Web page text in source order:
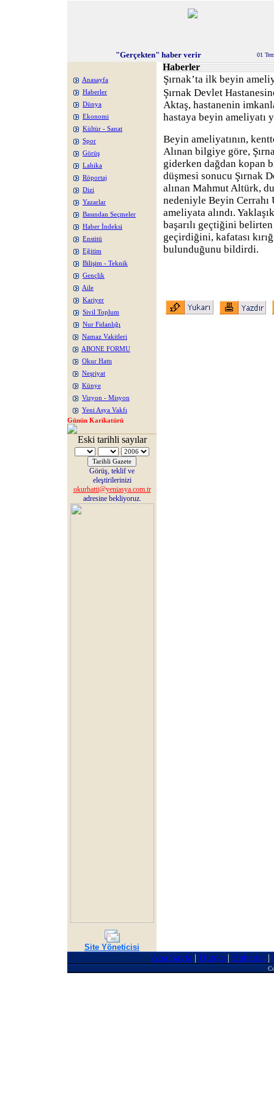
"Gerçekten" haber verir 01
Anasayfa
Haberler
Dünya
Ekonomi
Kültür - Sanat
Spor
Görüş
Lahika
Röportaj
Dizi
Yazarlar
Basından Seçmeler
Haber İndeksi
Enstitü
Eğitim
Bilişim - Teknik
Gençlik
Aile
Kariyer
Sivil Toplum
Nur Fidanlığı
Namaz Vakitleri
ABONE FORMU
Okur Hattı
Neşriyat
Künye
Vizyon - Misyon
Yeni Asya Vakfı
Günün Karikatürü
Eski tarihli sayılar
Görüş, teklif ve
eleştirilerinizi
okurhatti@yeniasya.com.tr
adresine bekliyoruz.
Site Yöneticisi
Haberler
Şırnak’ta ilk beyin
Şırnak Devlet
Aktaş, hastanenin
hastaya beyin ameliyatı
Beyin ameliyatının,
Alınan bilgiye göre,
giderken dağdan kopan
düşmesi sonucu Şırnak
alınan Mahmut Altürk,
nedeniyle Beyin Cerrahı
ameliyata alındı.
başarılı geçtiğini
geçirdiğini, kafatası
bulunduğunu bildirdi.
Ana Sayfa | Dünya | Haberler|